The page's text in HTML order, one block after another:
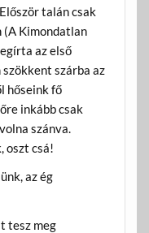
talán csak
Kimondatlan
az első
szárba az
hőseink fő
inkább csak
szánva.
oszt csá!
az ég
tesz meg